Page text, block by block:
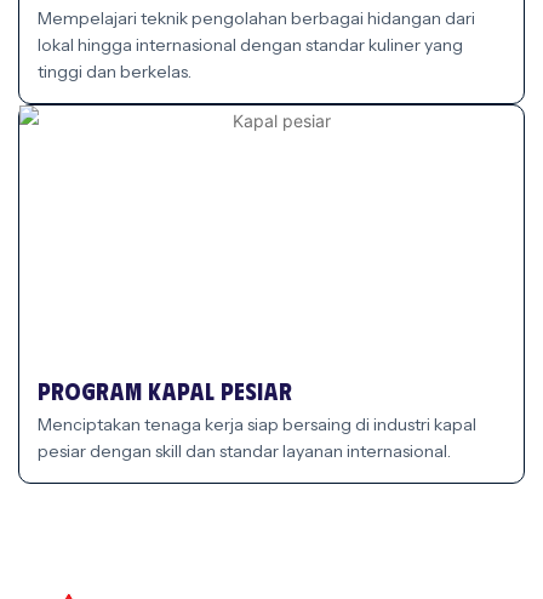
Mempelajari teknik pengolahan berbagai hidangan dari
lokal hingga internasional dengan standar kuliner yang
tinggi dan berkelas.
Program Kapal Pesiar
Menciptakan tenaga kerja siap bersaing di industri kapal
pesiar dengan skill dan standar layanan internasional.